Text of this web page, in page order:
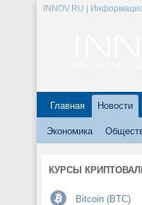
INNOV.RU |
Главная Новости
Экономика
КУРСЫ
Bitcoin (BTC)